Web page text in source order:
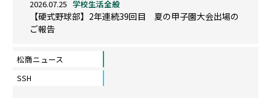
2026.07.25 学校生活全般
【硬式野球部】2年連続39回目 夏の甲子園大会出場の
ご報告
松商ニュース
SSH